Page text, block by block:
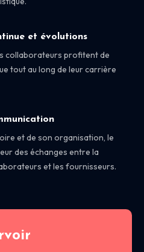
et évolutions
collaborateurs profitent de
tout au long de leur carrière
et de son organisation, le
des échanges entre la
et les fournisseurs.